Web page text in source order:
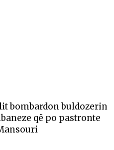
bombardon buldozerin
që po pastronte